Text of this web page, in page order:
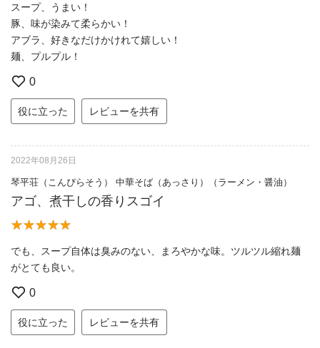
スープ、うまい！
豚、味が染みて柔らかい！
アブラ、好きなだけかけれて嬉しい！
麺、プルプル！
0
役に立った レビューを共有
2022年08月26日
琴平荘（こんぴらそう） 中華そば（あっさり）（ラーメン・醤油）
アゴ、煮干しの香りスゴイ
でも、スープ自体は臭みのない、まろやかな味。ツルツル縮れ麺
がとても良い。
0
役に立った レビューを共有